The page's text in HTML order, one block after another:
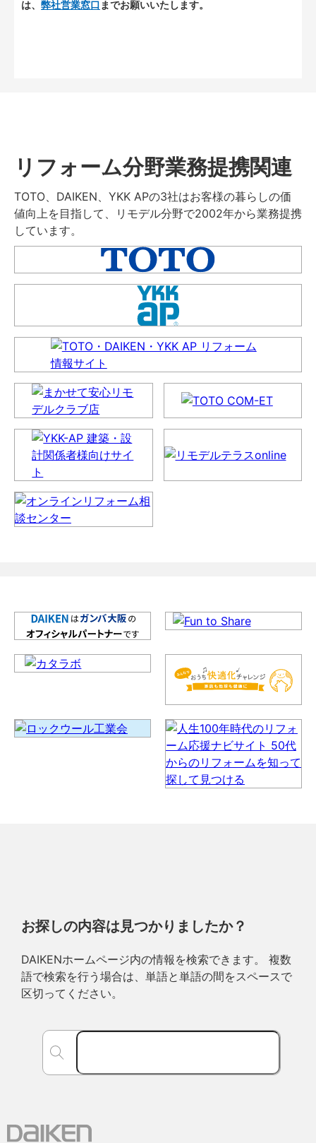
は、 弊社営業窓口 までお願いいたします。
リフォーム分野業務提携関連
TOTO、DAIKEN、YKK APの3社はお客様の暮らしの価
値向上を目指して、リモデル分野で2002年から業務提携
しています。
お探しの内容は見つかりましたか？
DAIKENホームページ内の情報を検索できます。 複数
語で検索を行う場合は、単語と単語の間をスペースで
区切ってください。